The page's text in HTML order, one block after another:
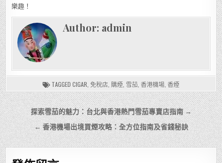
樂趣！
Author: admin
TAGGED CIGAR 免稅店 購煙 雪茄 香港機場 香煙
文
章
導
覽
探索雪茄的魅力：台北與香港熱門雪茄專賣店指南 →
← 香港機場出境買煙攻略：全方位指南及省錢秘訣